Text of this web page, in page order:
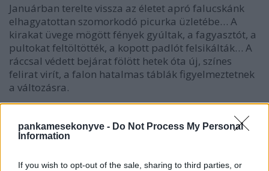
pankamesekonyve - Do Not Process My Personal
Information
If you wish to opt-out of the sale, sharing to third parties, or
Januárban terelte vissza az életet apró falucskánk
elhagyatottan szomorkodó picurka üzletébe… A
kirakat üvege mögött fények gyúltak, a fagyasztót, a
pultokat feltöltötték, a kopott padlót felsikálták… A
ráccsal védett bejárat fölött hetek óta új, színes
felirat virít, a falon hatalmas táblák figyelmeztetnek
a változásra.
A roskatag ajtót is lecserélték a napokban. Ideje volt,
hiszen Ildikó reggel fél hatkor érkezik, és a sötétben
bajlódik a kulcsokkal, zárakkal. Odabent első dolga
ölti piros pulcsiját, amelyen cirkalmas fekete betűk